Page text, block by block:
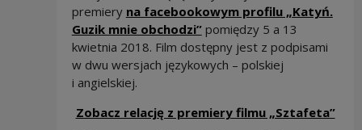
premiery na facebookowym profilu „Katyń.
Guzik mnie obchodzi”Uwaga, link zostanie
pomiędzy 5 a 13
kwietnia 2018. Film dostępny jest z podpisami
w dwu wersjach językowych – polskiej
i angielskiej.
Zobacz relację z premiery filmu „Sztafeta”